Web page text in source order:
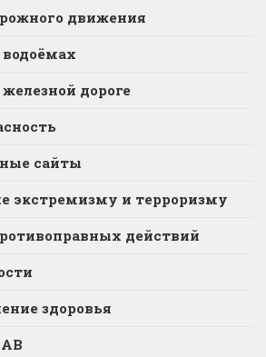
движения
водоёмах
дороге
сайты
экстремизму и терроризму
действий
здоровья